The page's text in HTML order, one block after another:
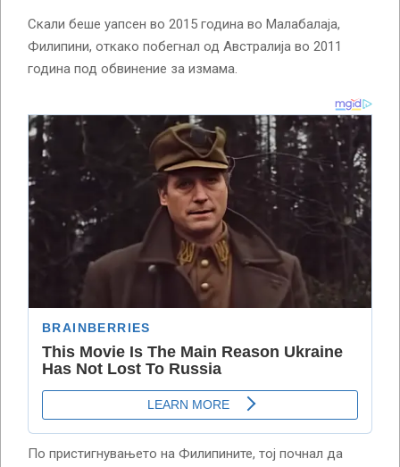
Скали беше уапсен во 2015 година во Малабалаја,
Филипини, откако побегнал од Австралија во 2011
година под обвинение за измама.
По пристигнувањето на Филипините, тој почнал да